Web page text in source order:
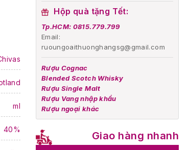
Hộp quà tặng Tết:
Tp.HCM: 0815.779.799
Email:
ruoungoaithuonghangsg@gmail.com
Rượu Cognac
Blended Scotch Whisky
Rượu Single Malt
Rượu Vang nhập khẩu
Rượu ngoại khác
Giao hàng nhanh
ml
40%